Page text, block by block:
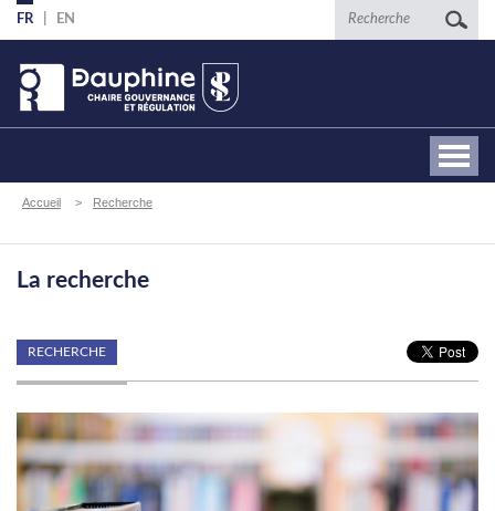
Aller
au
contenu
principal
FR EN Recherche
Fil
Accueil Recherche
La recherche
RECHERCHE